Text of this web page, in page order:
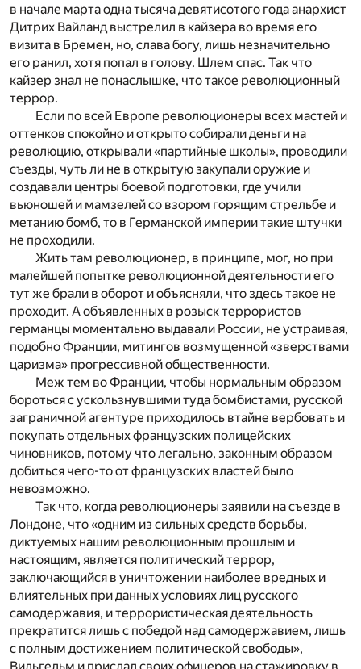
в начале марта одна тысяча девятисотого года анархист
Дитрих Вайланд выстрелил в кайзера во время его
визита в Бремен, но, слава богу, лишь незначительно
его ранил, хотя попал в голову. Шлем спас. Так что
кайзер знал не понаслышке, что такое революционный
террор.
Если по всей Европе революционеры всех мастей и
оттенков спокойно и открыто собирали деньги на
революцию, открывали «партийные школы», проводили
съезды, чуть ли не в открытую закупали оружие и
создавали центры боевой подготовки, где учили
вьюношей и мамзелей со взором горящим стрельбе и
метанию бомб, то в Германской империи такие штучки
не проходили.
Жить там революционер, в принципе, мог, но при
малейшей попытке революционной деятельности его
тут же брали в оборот и объясняли, что здесь такое не
проходит. А объявленных в розыск террористов
германцы моментально выдавали России, не устраивая,
подобно Франции, митингов возмущенной «зверствами
царизма» прогрессивной общественности.
Меж тем во Франции, чтобы нормальным образом
бороться с ускользнувшими туда бомбистами, русской
заграничной агентуре приходилось втайне вербовать и
покупать отдельных французских полицейских
чиновников, потому что легально, законным образом
добиться чего-то от французских властей было
невозможно.
Так что, когда революционеры заявили на съезде в
Лондоне, что «одним из сильных средств борьбы,
диктуемых нашим революционным прошлым и
настоящим, является политический террор,
заключающийся в уничтожении наиболее вредных и
влиятельных при данных условиях лиц русского
самодержавия, и террористическая деятельность
прекратится лишь с победой над самодержавием, лишь
с полным достижением политической свободы»,
Вильгельм и прислал своих офицеров на стажировку в